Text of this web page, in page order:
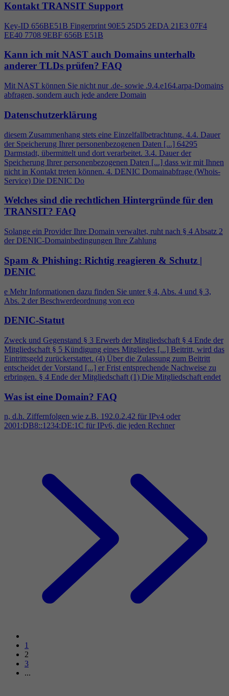
Kontakt TRANSIT Support
Key-ID 656BE51B Fingerprint 90E5 25D5 2EDA 21E3 07F4
EE40 7708 9EBF 656B E51B
Kann ich mit NAST auch Domains unterhalb
anderer TLDs prüfen? FAQ
Mit NAST können Sie nicht nur .de- sowie .9.4.e164.arpa-Domains
abfragen, sondern auch jede andere Domain
Datenschutzerklärung
diesem Zusammenhang stets eine Einzelfallbetrachtung. 4.4. Dauer
der Speicherung Ihrer personenbezogenen Daten [...] 64295
Darmstadt, übermittelt und dort verarbeitet. 3.4. Dauer der
Speicherung Ihrer personenbezogenen Daten [...] dass wir mit Ihnen
nicht in Kontakt treten können. 4. DENIC Domainabfrage (Whois-
Service) Die DENIC Do
Welches sind die rechtlichen Hintergründe für den
TRANSIT? FAQ
Solange ein Provider Ihre Domain verwaltet, ruht nach § 4 Absatz 2
der DENIC-Domainbedingungen Ihre Zahlung
Spam & Phishing: Richtig reagieren & Schutz |
DENIC
e Mehr Informationen dazu finden Sie unter § 4, Abs. 4 und § 3,
Abs. 2 der Beschwerdeordnung von eco
DENIC-Statut
Zweck und Gegenstand § 3 Erwerb der Mitgliedschaft § 4 Ende der
Mitgliedschaft § 5 Kündigung eines Mitgliedes [...] Beitritt, wird das
Eintrittsgeld zurückerstattet. (4) Über die Zulassung zum Beitritt
entscheidet der Vorstand [...] er Frist entsprechende Nachweise zu
erbringen. § 4 Ende der Mitgliedschaft (1) Die Mitgliedschaft endet
Was ist eine Domain? FAQ
n, d.h. Ziffernfolgen wie z.B. 192.0.2.42 für IPv4 oder
2001:DB8::1234:DE:1C für IPv6, die jeden Rechner
1
2
3
...